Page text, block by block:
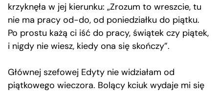
krzyknęła w jej kierunku: „Zrozum to wreszcie, tu
nie ma pracy od-do, od poniedziałku do piątku.
Po prostu każą ci iść do pracy, świątek czy piątek,
i nigdy nie wiesz, kiedy ona się skończy”.
Głównej szefowej Edyty nie widziałam od
piątkowego wieczora. Bolący kciuk wydaje mi się